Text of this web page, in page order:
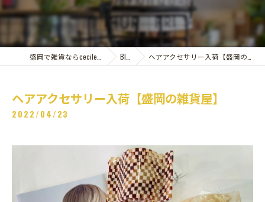
Blog ヘアアクセサリー入荷【盛岡の雑貨屋】
ヘアアクセサリー入荷【盛岡の雑貨屋】
2022/04/23